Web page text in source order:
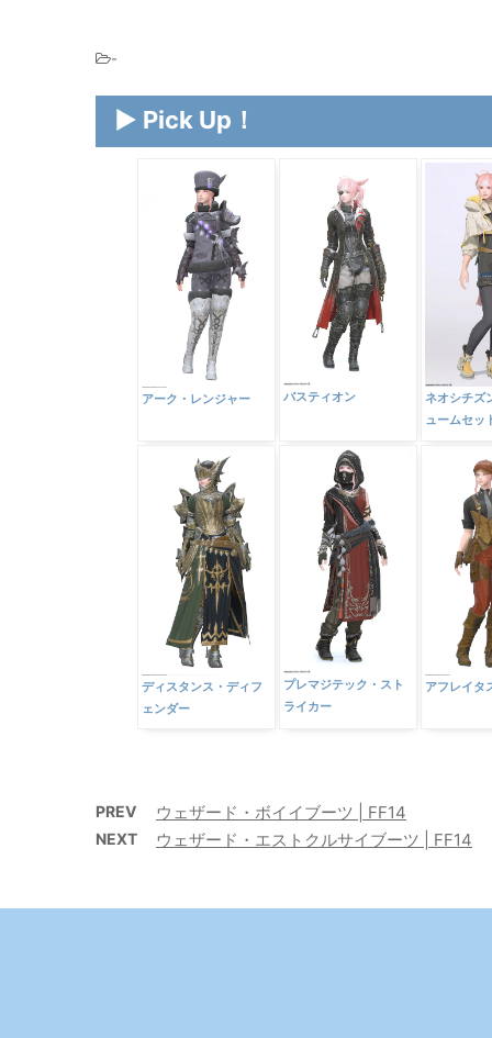
-
▶ Pick Up！
アーク・レンジャー バスティオン
ネオシチズ
ュームセッ
ディスタンス・ディフ
ェンダー
プレマジテック・スト
ライカー
アフレイタ
PREV ウェザード・ボイイブーツ | FF14
NEXT ウェザード・エストクルサイブーツ | FF14